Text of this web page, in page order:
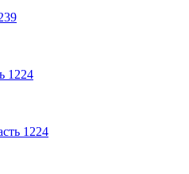
1224
1224